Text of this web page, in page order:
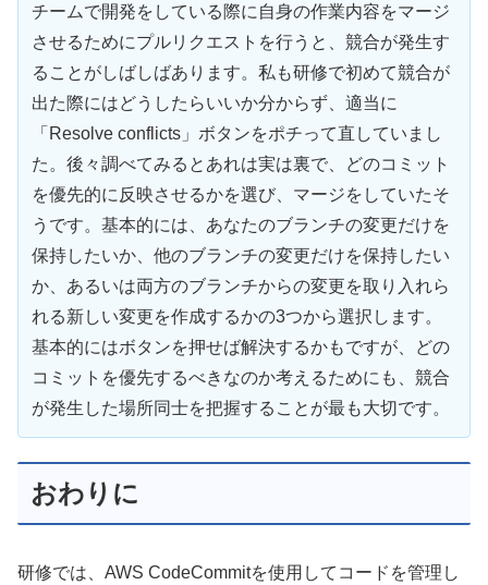
チームで開発をしている際に自身の作業内容をマージ
させるためにプルリクエストを行うと、競合が発生す
ることがしばしばあります。私も研修で初めて競合が
出た際にはどうしたらいいか分からず、適当に
「Resolve conflicts」ボタンをポチって直していまし
た。後々調べてみるとあれは実は裏で、どのコミット
を優先的に反映させるかを選び、マージをしていたそ
うです。基本的には、あなたのブランチの変更だけを
保持したいか、他のブランチの変更だけを保持したい
か、あるいは両方のブランチからの変更を取り入れら
れる新しい変更を作成するかの3つから選択します。
基本的にはボタンを押せば解決するかもですが、どの
コミットを優先するべきなのか考えるためにも、競合
が発生した場所同士を把握することが最も大切です。
おわりに
研修では、AWS CodeCommitを使用してコードを管理し